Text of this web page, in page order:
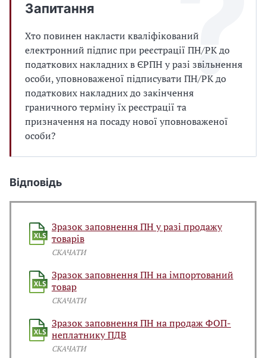
Запитання
Хто повинен накласти кваліфікований
електронний підпис при реєстрації ПН/РК до
податкових накладних в ЄРПН у разі звільнення
особи, уповноваженої підписувати ПН/РК до
податкових накладних до закінчення
граничного терміну їх реєстрації та
призначення на посаду нової уповноваженої
особи?
Відповідь
Зразок заповнення ПН у разі продажу
товарів
СКАЧАТИ
Зразок заповнення ПН на імпортований
товар
СКАЧАТИ
Зразок заповнення ПН на продаж ФОП-
неплатнику ПДВ
СКАЧАТИ